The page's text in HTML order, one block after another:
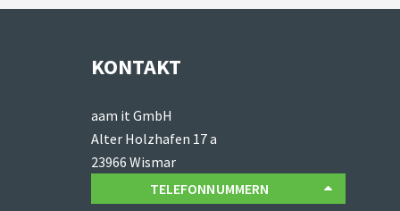
KONTAKT
aam it GmbH
Alter Holzhafen 17 a
23966 Wismar
TELEFONNUMMERN